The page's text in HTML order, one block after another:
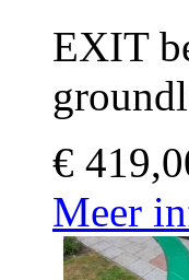
EXIT
€
Meer